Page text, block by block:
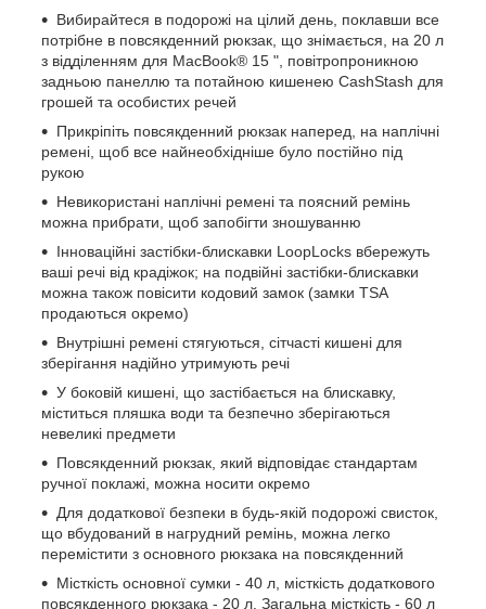
Вибирайтеся в подорожі на цілий день, поклавши все
потрібне в повсякденний рюкзак, що знімається, на 20 л
з відділенням для MacBook® 15 ", повітропроникною
задньою панеллю та потайною кишенею CashStash для
грошей та особистих речей
Прикріпіть повсякденний рюкзак наперед, на наплічні
ремені, щоб все найнеобхідніше було постійно під
рукою
Невикористані наплічні ремені та поясний ремінь
можна прибрати, щоб запобігти зношуванню
Інноваційні застібки-блискавки LoopLocks вбережуть
ваші речі від крадіжок; на подвійні застібки-блискавки
можна також повісити кодовий замок (замки TSA
продаються окремо)
Внутрішні ремені стягуються, сітчасті кишені для
зберігання надійно утримують речі
У боковій кишені, що застібається на блискавку,
міститься пляшка води та безпечно зберігаються
невеликі предмети
Повсякденний рюкзак, який відповідає стандартам
ручної поклажі, можна носити окремо
Для додаткової безпеки в будь-якій подорожі свисток,
що вбудований в нагрудний ремінь, можна легко
перемістити з основного рюкзака на повсякденний
Місткість основної сумки - 40 л, місткість додаткового
повсякденного рюкзака - 20 л. Загальна місткість - 60 л